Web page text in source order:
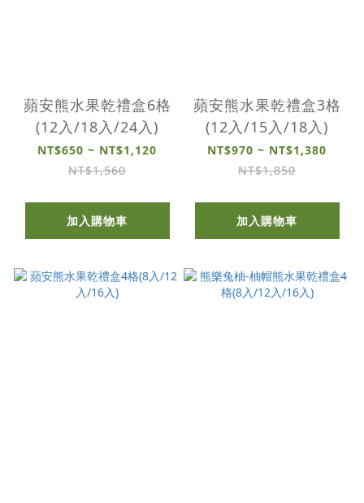
蘋安熊水果乾禮盒6格
(12入/18入/24入)
NT$650 ~ NT$1,120
NT$1,560
加入購物車
蘋安熊水果乾禮盒3格
(12入/15入/18入)
NT$970 ~ NT$1,380
NT$1,850
加入購物車